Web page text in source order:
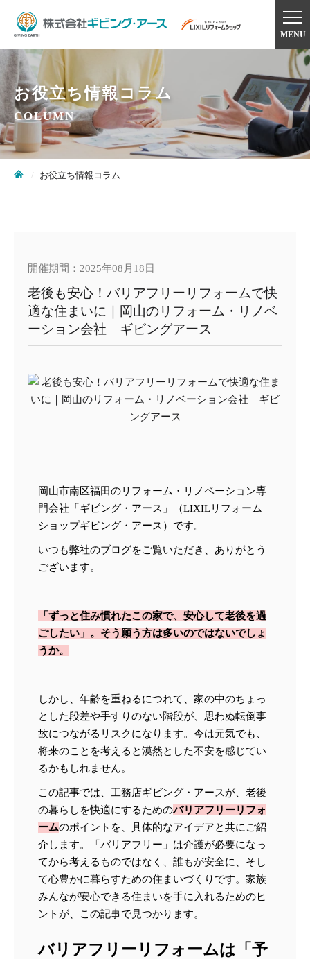
MENU
お役立ち情報コラム
COLUMN
お役立ち情報コラム
開催期間：2025年08月18日
老後も安心！バリアフリーリフォームで快
適な住まいに｜岡山のリフォーム・リノベ
ーション会社 ギビングアース
岡山市南区福田のリフォーム・リノベーション専
門会社「ギビング・アース」（LIXILリフォーム
ショップギビング・アース）です。
いつも弊社のブログをご覧いただき、ありがとう
ございます。
「 ずっと住み慣れたこの家で、安心して老後を過
ごしたい」。そう願う方は多いのではないでしょ
うか。
しかし、年齢を重ねるにつれて、家の中のちょっ
とした段差や手すりのない階段が、思わぬ転倒事
故につながるリスクになります。今は元気でも、
将来のことを考えると漠然とした不安を感じてい
るかもしれません。
この記事では、工務店ギビング・アースが、老後
の暮らしを快適にするためのバリアフリーリフォ
ームのポイントを、具体的なアイデアと共にご紹
介します。「バリアフリー」は介護が必要になっ
てから考えるものではなく、誰もが安全に、そし
て心豊かに暮らすための住まいづくりです。家族
みんなが安心できる住まいを手に入れるためのヒ
ントが、この記事で見つかります。
バリアフリーリフォームは「予